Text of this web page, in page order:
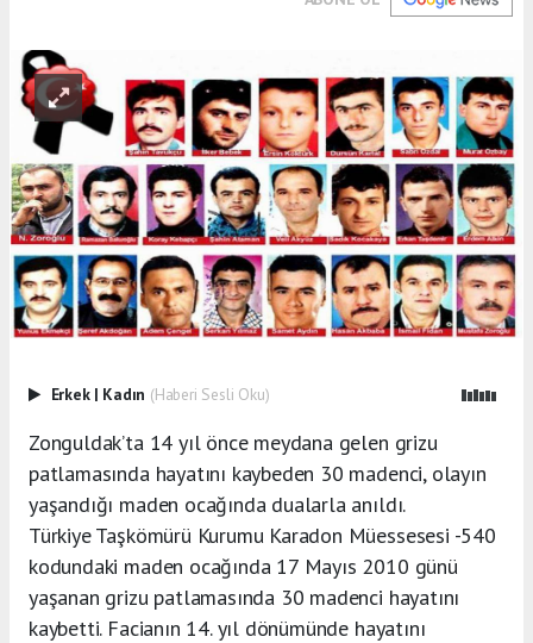
Erkek | Kadın (Haberi Sesli Oku)
Zonguldak’ta 14 yıl önce meydana gelen grizu
patlamasında hayatını kaybeden 30 madenci, olayın
yaşandığı maden ocağında dualarla anıldı.
Türkiye Taşkömürü Kurumu Karadon Müessesesi -540
kodundaki maden ocağında 17 Mayıs 2010 günü
yaşanan grizu patlamasında 30 madenci hayatını
kaybetti. Facianın 14. yıl dönümünde hayatını